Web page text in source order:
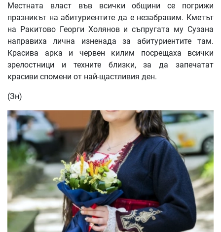
Местната власт във всички общини се погрижи
празникът на абитуриентите да е незабравим. Кметът
на Ракитово Георги Холянов и съпругата му Сузана
направиха лична изненада за абитуриентите там.
Красива арка и червен килим посрещаха всички
зрелостници и техните близки, за да запечатат
красиви спомени от най-щастливия ден.
(Зн)